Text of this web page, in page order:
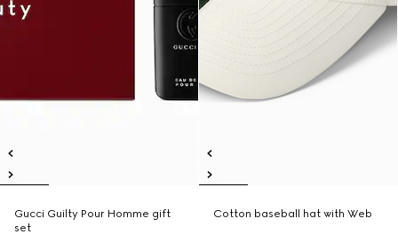
Gucci Guilty Pour Homme gift
set
Cotton baseball hat with Web